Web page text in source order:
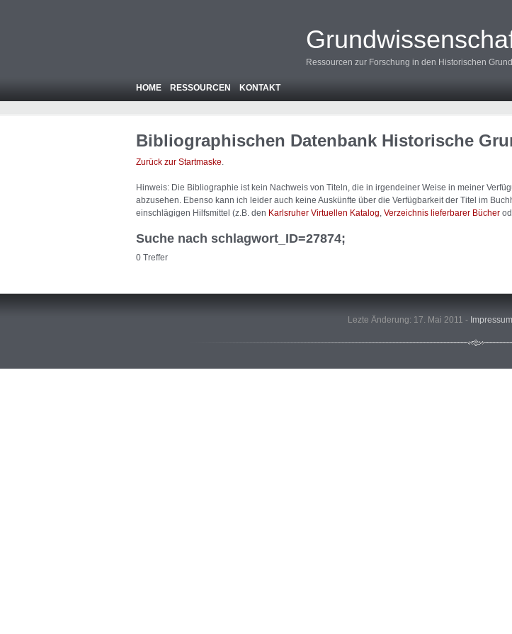
Ressourcen zur Forschung in den Historischen
HOME RESSOURCEN KONTAKT
Bibliographischen Datenbank Historische
Zurück zur Startmaske.
Hinweis: Die Bibliographie ist kein Nachweis von Titeln, die in irgendeiner Weise in meiner
abzusehen. Ebenso kann ich leider auch keine Auskünfte über die Verfügbarkeit der Titel im
einschlägigen Hilfsmittel (z.B. den Karlsruher Virtuellen Katalog Verzeichnis lieferbarer Bücher
Suche nach schlagwort_ID=27874;
0 Treffer
Lezte Änderung: 17. Mai 2011 - Impressum